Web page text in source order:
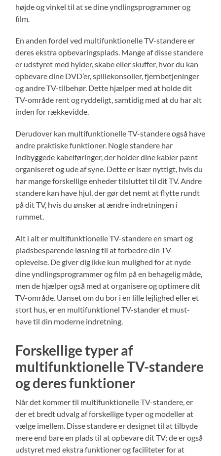
højde og vinkel til at se dine yndlingsprogrammer og
film.
En anden fordel ved multifunktionelle TV-standere er
deres ekstra opbevaringsplads. Mange af disse standere
er udstyret med hylder, skabe eller skuffer, hvor du kan
opbevare dine DVD’er, spillekonsoller, fjernbetjeninger
og andre TV-tilbehør. Dette hjælper med at holde dit
TV-område rent og ryddeligt, samtidig med at du har alt
inden for rækkevidde.
Derudover kan multifunktionelle TV-standere også have
andre praktiske funktioner. Nogle standere har
indbyggede kabelføringer, der holder dine kabler pænt
organiseret og ude af syne. Dette er især nyttigt, hvis du
har mange forskellige enheder tilsluttet til dit TV. Andre
standere kan have hjul, der gør det nemt at flytte rundt
på dit TV, hvis du ønsker at ændre indretningen i
rummet.
Alt i alt er multifunktionelle TV-standere en smart og
pladsbesparende løsning til at forbedre din TV-
oplevelse. De giver dig ikke kun mulighed for at nyde
dine yndlingsprogrammer og film på en behagelig måde,
men de hjælper også med at organisere og optimere dit
TV-område. Uanset om du bor i en lille lejlighed eller et
stort hus, er en multifunktionel TV-stander et must-
have til din moderne indretning.
Forskellige typer af
multifunktionelle TV-standere
og deres funktioner
Når det kommer til multifunktionelle TV-standere, er
der et bredt udvalg af forskellige typer og modeller at
vælge imellem. Disse standere er designet til at tilbyde
mere end bare en plads til at opbevare dit TV; de er også
udstyret med ekstra funktioner og faciliteter for at